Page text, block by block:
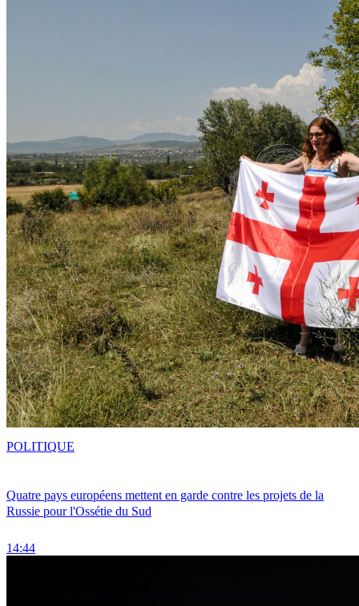
Quatre pays européens mettent en garde contre les projets de la
Russie pour l'Ossétie du Sud
14:44
POLITIQUE